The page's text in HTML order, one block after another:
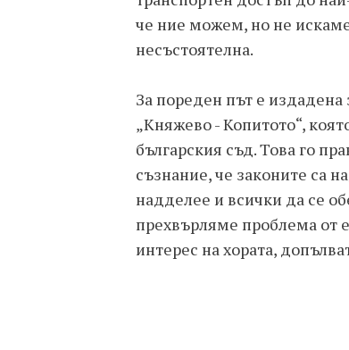
че ние можем, но не
несъстоятелна.
За пореден път е
„Княжево - Копитото“,
българския съд. Това го
съзнание, че законите са
надделее и всички да се
прехвърляме проблема от
интерес на хората,